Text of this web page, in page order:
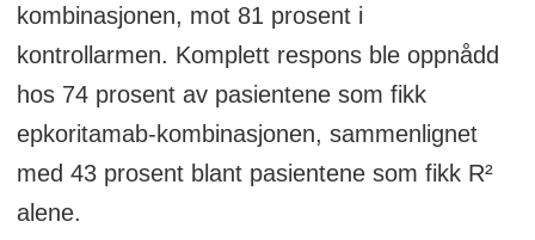
kombinasjonen, mot 81 prosent i
kontrollarmen. Komplett respons ble oppnådd
hos 74 prosent av pasientene som fikk
epkoritamab-kombinasjonen, sammenlignet
med 43 prosent blant pasientene som fikk R²
alene.